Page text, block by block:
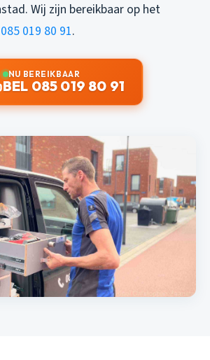
Wij zijn bereikbaar op het
085 019 80 91.
NU BEREIKBAAR
BEL 085 019 80 91